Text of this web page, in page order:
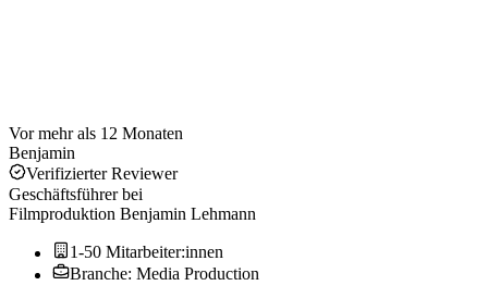
Vor mehr als 12 Monaten
Benjamin
Verifizierter Reviewer
Geschäftsführerbei
Filmproduktion Benjamin Lehmann
1-50 Mitarbeiter:innen
Branche: Media Production